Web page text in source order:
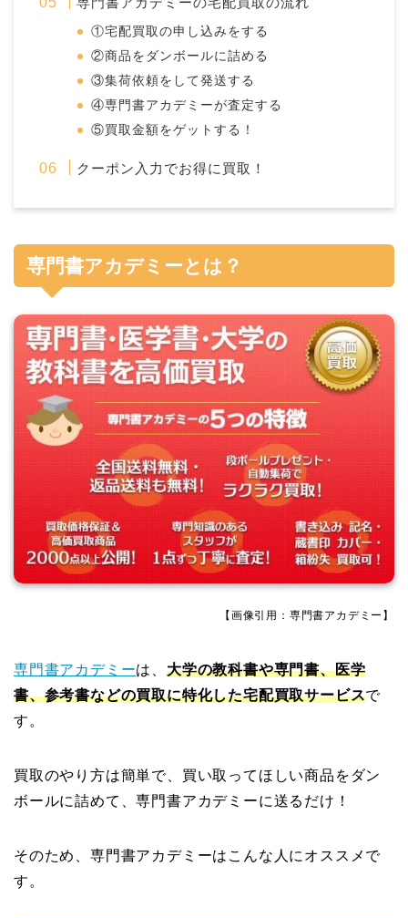
①宅配買取の申し込みをする
②商品をダンボールに詰める
③集荷依頼をして発送する
④専門書アカデミーが査定する
⑤買取金額をゲットする！
クーポン入力でお得に買取！
専門書アカデミーとは？
【画像引用：専門書アカデミー】
専門書アカデミーは、大学の教科書や専門書、医学
書、参考書などの買取に特化した宅配買取サービスで
す。
買取のやり方は簡単で、買い取ってほしい商品をダン
ボールに詰めて、専門書アカデミーに送るだけ！
そのため、専門書アカデミーはこんな人にオススメで
す。